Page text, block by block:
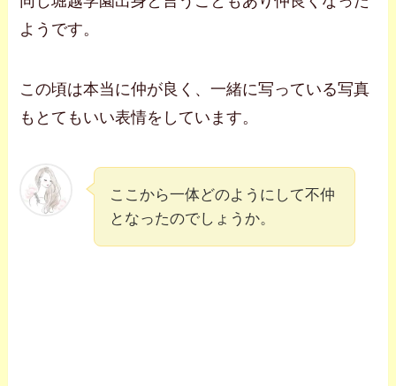
ようです。
この頃は本当に仲が良く、一緒に写っている写真
もとてもいい表情をしています。
ここから一体どのようにして不仲
となったのでしょうか。